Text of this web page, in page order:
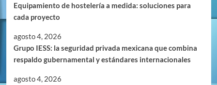
Equipamiento de hostelería a medida: soluciones para
cada proyecto
agosto 4, 2026
Grupo IESS: la seguridad privada mexicana que combina
respaldo gubernamental y estándares internacionales
agosto 4, 2026